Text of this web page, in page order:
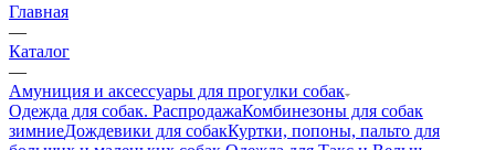
Главная
—
Каталог
—
Амуниция и аксессуары для прогулки собак
Одежда для собак. РаспродажаКомбинезоны для собак
зимниеДождевики для собакКуртки, попоны, пальто для